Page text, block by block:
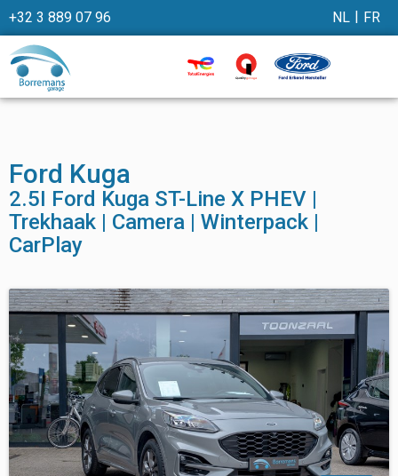
+32 3 889 07 96 NL FR
Ford Kuga
2.5I Ford Kuga ST-Line X PHEV |
Trekhaak | Camera | Winterpack |
CarPlay